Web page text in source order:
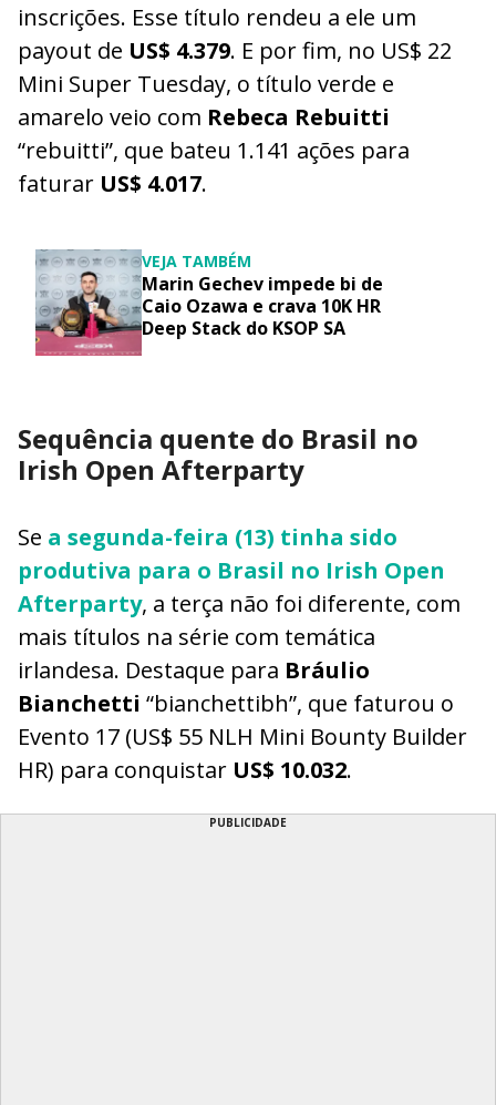
inscrições. Esse título rendeu a ele um
payout de US$ 4.379. E por fim, no US$ 22
Mini Super Tuesday, o título verde e
amarelo veio com Rebeca Rebuitti
“rebuitti”, que bateu 1.141 ações para
faturar US$ 4.017.
VEJA TAMBÉM
Marin Gechev impede bi de
Caio Ozawa e crava 10K HR
Deep Stack do KSOP SA
Sequência quente do Brasil no
Irish Open Afterparty
Se a segunda-feira (13) tinha sido
produtiva para o Brasil no Irish Open
Afterparty, a terça não foi diferente, com
mais títulos na série com temática
irlandesa. Destaque para Bráulio
Bianchetti “bianchettibh”, que faturou o
Evento 17 (US$ 55 NLH Mini Bounty Builder
HR) para conquistar US$ 10.032.
PUBLICIDADE